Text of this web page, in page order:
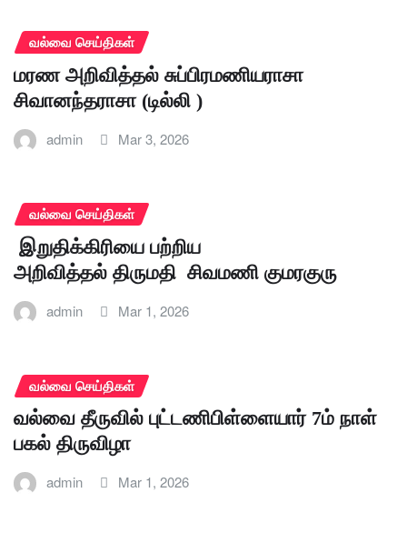
வல்வை செய்திகள்
மரண அறிவித்தல் சுப்பிரமணியராசா
சிவானந்தராசா (டில்லி )
admin Mar 3, 2026
வல்வை செய்திகள்
இறுதிக்கிரியை பற்றிய
அறிவித்தல் திருமதி சிவமணி குமரகுரு
admin Mar 1, 2026
வல்வை செய்திகள்
வல்வை தீருவில் புட்டணிபிள்ளையார் 7ம் நாள்
பகல் திருவிழா
admin Mar 1, 2026